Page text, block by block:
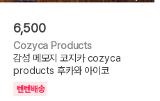
6,500
Cozyca Products
감성 메모지 코지카 cozyca
products 후카와 아이코
텐텐배송